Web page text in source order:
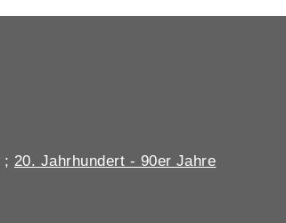
; 20. Jahrhundert - 90er Jahre